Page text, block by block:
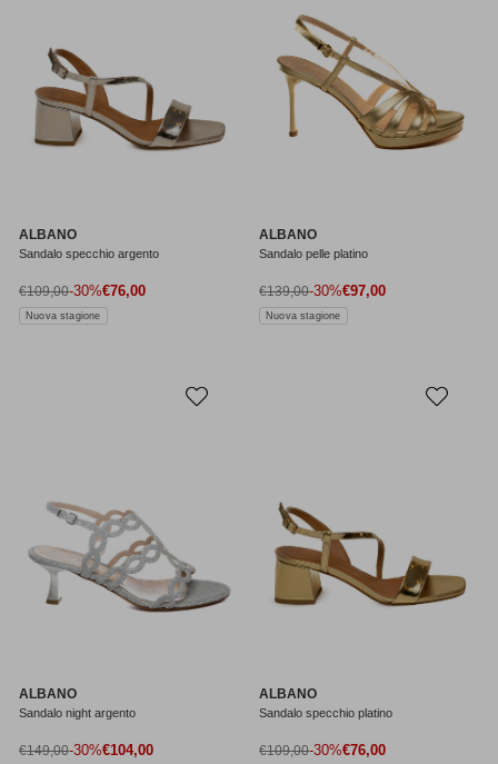
ALBANO
Sandalo specchio argento
Prezzo di vendita
€76,00
Prezzo normale
€109,00-30%
Nuova stagione
ALBANO
Sandalo pelle platino
Prezzo di vendita
€97,00
Prezzo normale
€139,00-30%
Nuova stagione
ALBANO
Sandalo night argento
Prezzo di vendita
€104,00
Prezzo normale
€149,00-30%
ALBANO
Sandalo specchio platino
Prezzo di vendita
€76,00
Prezzo normale
€109,00-30%